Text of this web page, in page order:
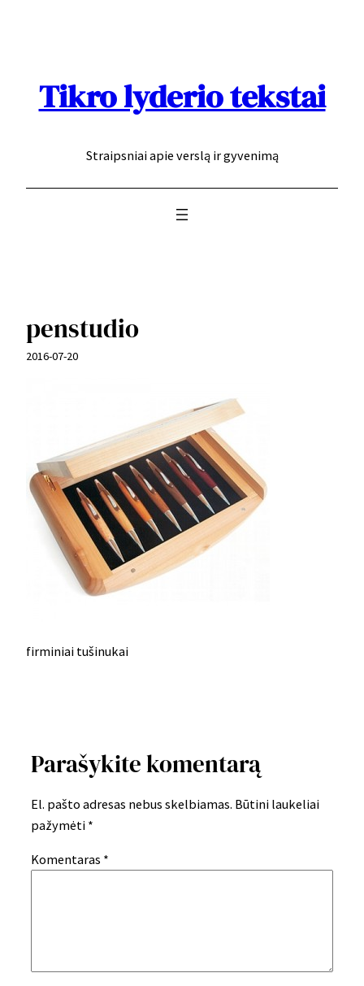
Tikro lyderio tekstai
Straipsniai apie verslą ir gyvenimą
penstudio
2016-07-20
firminiai tušinukai
Parašykite komentarą
El. pašto adresas nebus skelbiamas. Būtini laukeliai
pažymėti *
Komentaras *